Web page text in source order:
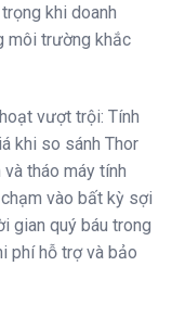
khi doanh
môi trường khắc
vượt trội: Tính
khi so sánh Thor
tháo máy tính
vào bất kỳ sợi
gian quý báu trong
phí hỗ trợ và bảo